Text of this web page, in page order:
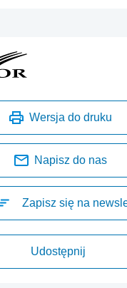
Wersja do druku
Napisz do nas
Zapisz się na
Udostępnij